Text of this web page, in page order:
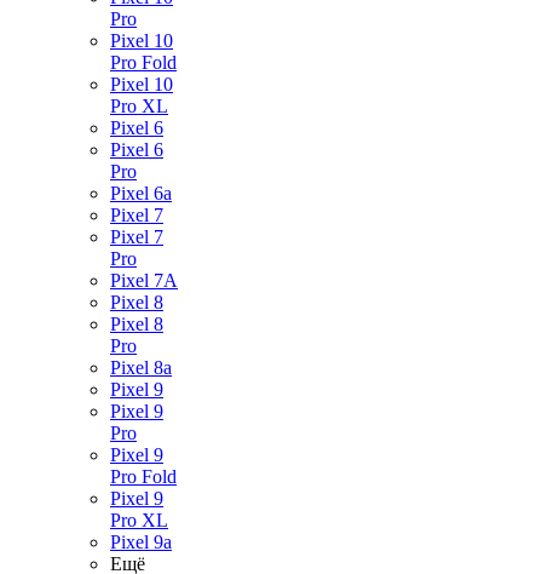
Pro
Pixel 10
Pro Fold
Pixel 10
Pro XL
Pixel 6
Pixel 6
Pro
Pixel 6a
Pixel 7
Pixel 7
Pro
Pixel 7A
Pixel 8
Pixel 8
Pro
Pixel 8a
Pixel 9
Pixel 9
Pro
Pixel 9
Pro Fold
Pixel 9
Pro XL
Pixel 9a
Ещё